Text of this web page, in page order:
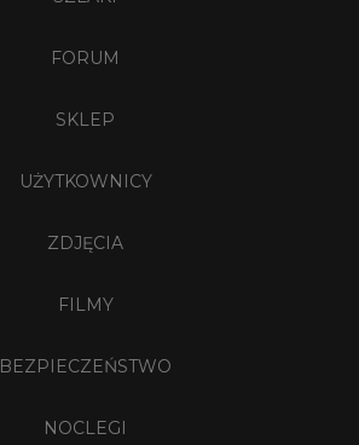
FORUM
SKLEP
UŻYTKOWNICY
ZDJĘCIA
FILMY
BEZPIECZEŃSTWO
NOCLEGI